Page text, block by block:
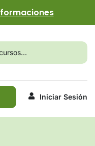
formaciones
Iniciar Sesión